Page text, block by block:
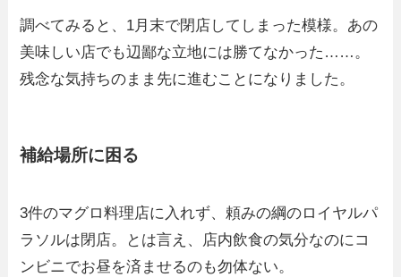
調べてみると、1月末で閉店してしまった模様。あの
美味しい店でも辺鄙な立地には勝てなかった……。
残念な気持ちのまま先に進むことになりました。
補給場所に困る
3件のマグロ料理店に入れず、頼みの綱のロイヤルパ
ラソルは閉店。とは言え、店内飲食の気分なのにコ
ンビニでお昼を済ませるのも勿体ない。